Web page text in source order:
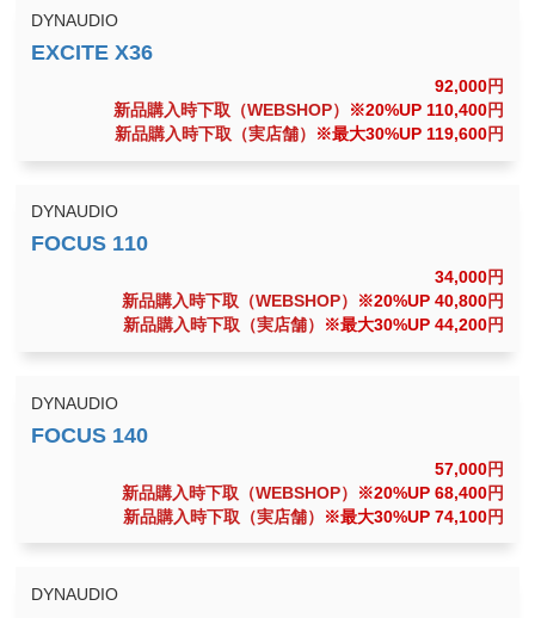
DYNAUDIO
92,000円
新品購入時下取（WEBSHOP）
※20%UP 110,400円
新品購入時下取（実店舗）
※最大30%UP 119,600円
DYNAUDIO
34,000円
新品購入時下取（WEBSHOP）
※20%UP 40,800円
新品購入時下取（実店舗）
※最大30%UP 44,200円
DYNAUDIO
57,000円
新品購入時下取（WEBSHOP）
※20%UP 68,400円
新品購入時下取（実店舗）
※最大30%UP 74,100円
DYNAUDIO